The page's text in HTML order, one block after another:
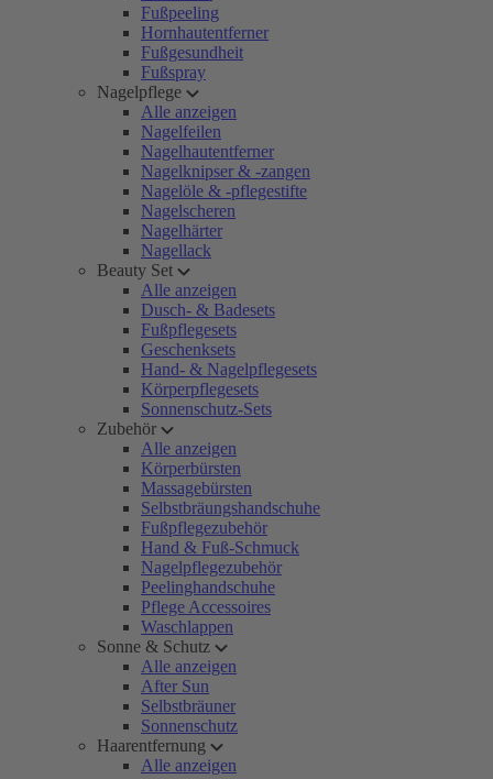
Fußpeeling
Hornhautentferner
Fußgesundheit
Fußspray
Nagelpflege
Alle anzeigen
Nagelfeilen
Nagelhautentferner
Nagelknipser & -zangen
Nagelöle & -pflegestifte
Nagelscheren
Nagelhärter
Nagellack
Beauty Set
Alle anzeigen
Dusch- & Badesets
Fußpflegesets
Geschenksets
Hand- & Nagelpflegesets
Körperpflegesets
Sonnenschutz-Sets
Zubehör
Alle anzeigen
Körperbürsten
Massagebürsten
Selbstbräungshandschuhe
Fußpflegezubehör
Hand & Fuß-Schmuck
Nagelpflegezubehör
Peelinghandschuhe
Pflege Accessoires
Waschlappen
Sonne & Schutz
Alle anzeigen
After Sun
Selbstbräuner
Sonnenschutz
Haarentfernung
Alle anzeigen